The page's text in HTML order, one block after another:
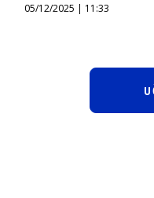
05/12/2025 | 11:33